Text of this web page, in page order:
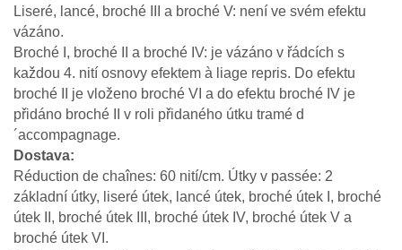
Liseré, lancé, broché III a broché V: není ve svém efektu
vázáno.
Broché I, broché II a broché IV: je vázáno v řádcích s
každou 4. nití osnovy efektem à liage repris. Do efektu
broché II je vloženo broché VI a do efektu broché IV je
přidáno broché II v roli přidaného útku tramé d
´accompagnage.
Dostava
Réduction de chaînes: 60 nití/cm. Útky v passée: 2
základní útky, liseré útek, lancé útek, broché útek I, broché
útek II, broché útek III, broché útek IV, broché útek V a
broché útek VI.